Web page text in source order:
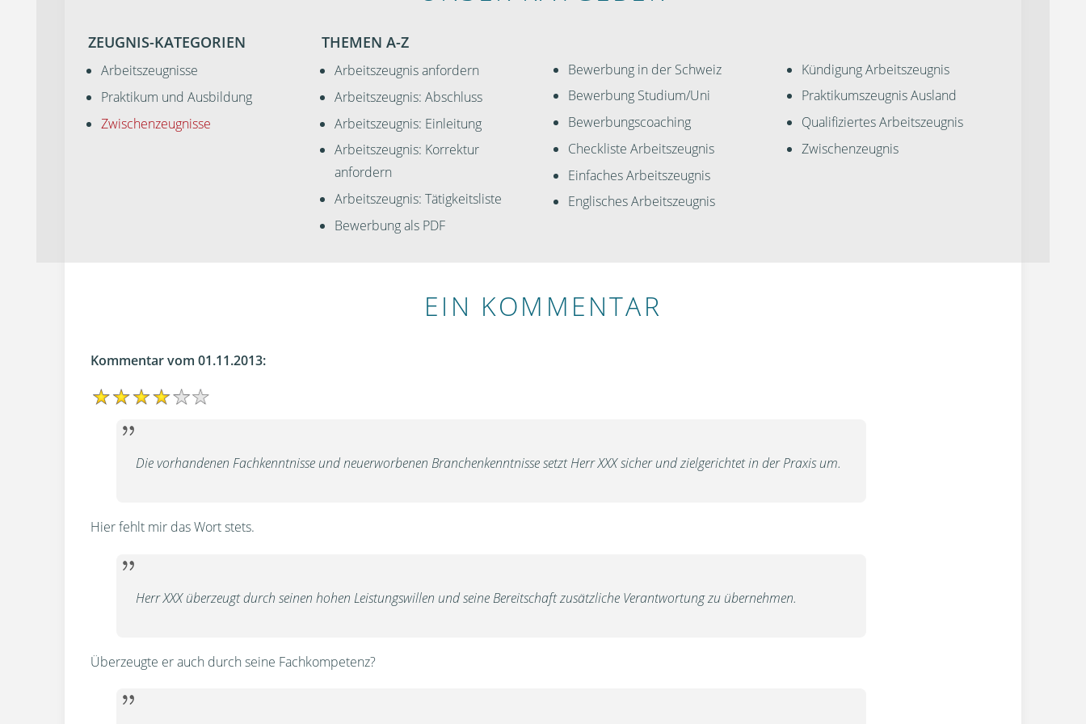
ZEUGNIS-KATEGORIEN
Arbeitszeugnisse
Praktikum und Ausbildung
Zwischenzeugnisse
THEMEN A-Z
Arbeitszeugnis anfordern
Arbeitszeugnis: Abschluss
Arbeitszeugnis: Einleitung
Arbeitszeugnis: Korrektur
anfordern
Arbeitszeugnis: Tätigkeitsliste
Bewerbung als PDF
Bewerbung in der Schweiz
Bewerbung Studium/Uni
Bewerbungscoaching
Checkliste Arbeitszeugnis
Einfaches Arbeitszeugnis
Englisches Arbeitszeugnis
Kündigung Arbeitszeugnis
Praktikumszeugnis Ausland
Qualifiziertes Arbeitszeugnis
Zwischenzeugnis
EIN KOMMENTAR
Kommentar vom 01.11.2013:
Die vorhandenen Fachkenntnisse und neuerworbenen Branchenkenntnisse setzt Herr XXX sicher und zielgerichtet in der Praxis um.
Hier fehlt mir das Wort stets.
Herr XXX überzeugt durch seinen hohen Leistungswillen und seine Bereitschaft zusätzliche Verantwortung zu übernehmen.
Überzeugte er auch durch seine Fachkompetenz?